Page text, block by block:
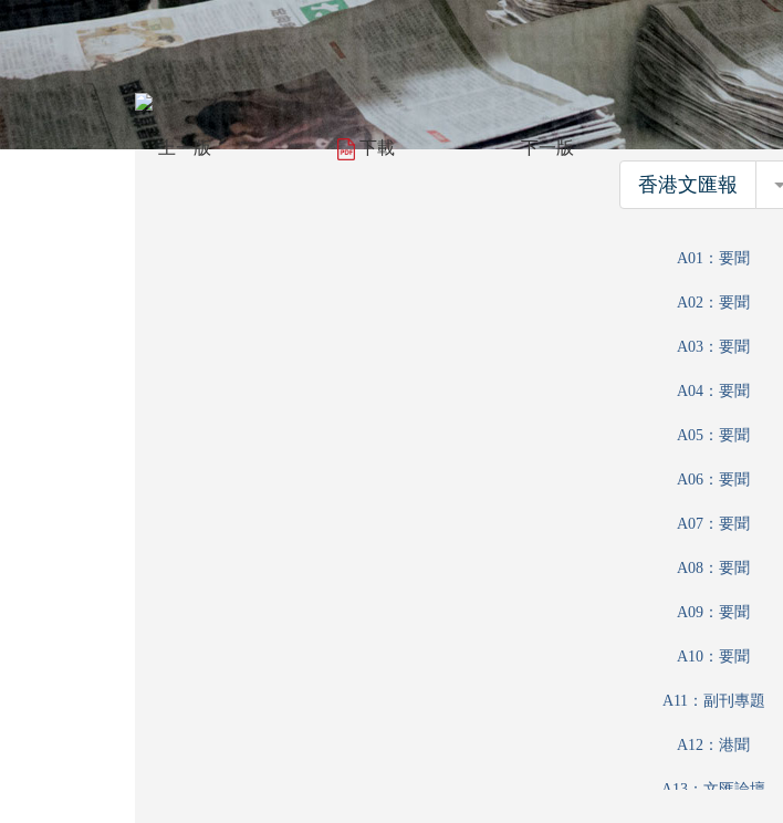
上一版 下載 下一版
香港文匯報
A01：要聞
A02：要聞
A03：要聞
A04：要聞
A05：要聞
A06：要聞
A07：要聞
A08：要聞
A09：要聞
A10：要聞
A11：副刊專題
A12：港聞
A13：文匯論壇